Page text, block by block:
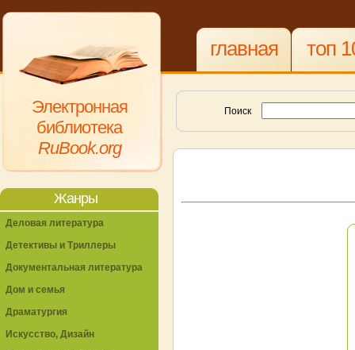
Электронная
библиотека
RuBook.org
главная топ
Поиск
Жанры
Деловая литература
Детективы и Триллеры
Документальная литература
Дом и семья
Драматургия
Искусство, Дизайн